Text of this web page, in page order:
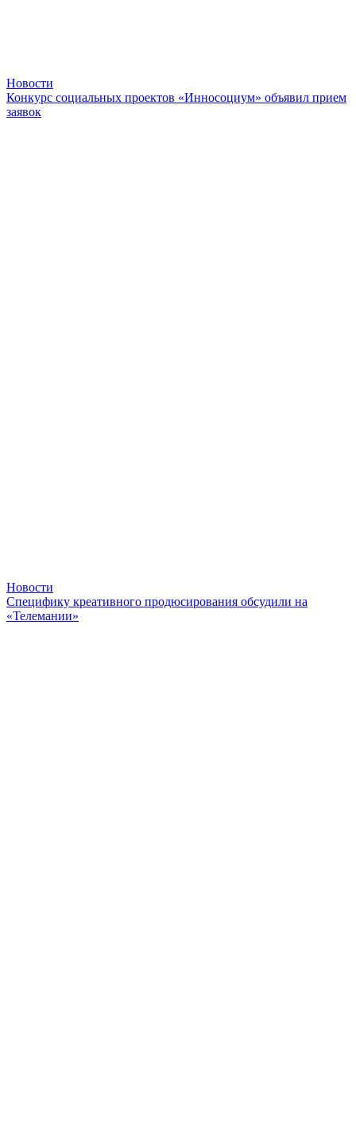
Новости
Конкурс социальных проектов «Инносоциум» объявил прием
заявок
Новости
Специфику креативного продюсирования обсудили на
«Телемании»